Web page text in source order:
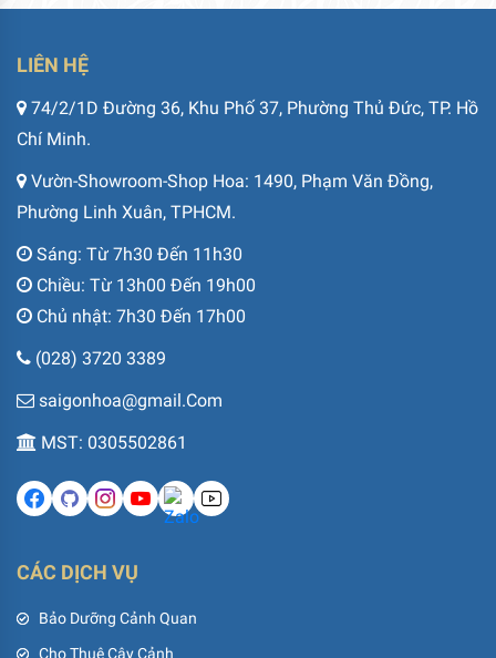
LIÊN HỆ
74/2/1D Đường 36, Khu Phố 37, Phường Thủ Đức, TP. Hồ
Chí Minh.
Vườn-Showroom-Shop Hoa: 1490, Phạm Văn Đồng,
Phường Linh Xuân, TPHCM.
Sáng: Từ 7h30 Đến 11h30
Chiều: Từ 13h00 Đến 19h00
Chủ nhật: 7h30 Đến 17h00
(028) 3720 3389
saigonhoa@gmail.Com
MST: 0305502861
CÁC DỊCH VỤ
Bảo Dưỡng Cảnh Quan
Cho Thuê Cây Cảnh